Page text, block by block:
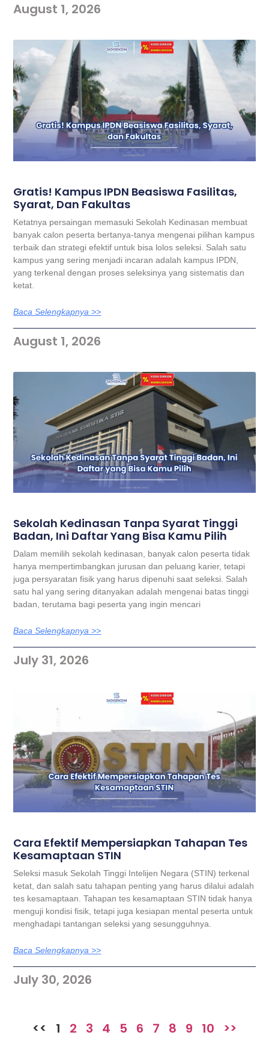
August 1, 2026
Gratis! Kampus IPDN Beasiswa Fasilitas,
Syarat, Dan Fakultas
Ketatnya persaingan memasuki Sekolah Kedinasan membuat
banyak calon peserta bertanya-tanya mengenai pilihan kampus
terbaik dan strategi efektif untuk bisa lolos seleksi. Salah satu
kampus yang sering menjadi incaran adalah kampus IPDN,
yang terkenal dengan proses seleksinya yang sistematis dan
ketat.
Baca Selengkapnya >>
August 1, 2026
Sekolah Kedinasan Tanpa Syarat Tinggi
Badan, Ini Daftar Yang Bisa Kamu Pilih
Dalam memilih sekolah kedinasan, banyak calon peserta tidak
hanya mempertimbangkan jurusan dan peluang karier, tetapi
juga persyaratan fisik yang harus dipenuhi saat seleksi. Salah
satu hal yang sering ditanyakan adalah mengenai batas tinggi
badan, terutama bagi peserta yang ingin mencari
Baca Selengkapnya >>
July 31, 2026
Cara Efektif Mempersiapkan Tahapan Tes
Kesamaptaan STIN
Seleksi masuk Sekolah Tinggi Intelijen Negara (STIN) terkenal
ketat, dan salah satu tahapan penting yang harus dilalui adalah
tes kesamaptaan. Tahapan tes kesamaptaan STIN tidak hanya
menguji kondisi fisik, tetapi juga kesiapan mental peserta untuk
menghadapi tantangan seleksi yang sesungguhnya.
Baca Selengkapnya >>
July 30, 2026
<< 1 2 3 4 5 6 7 8 9 10 >>